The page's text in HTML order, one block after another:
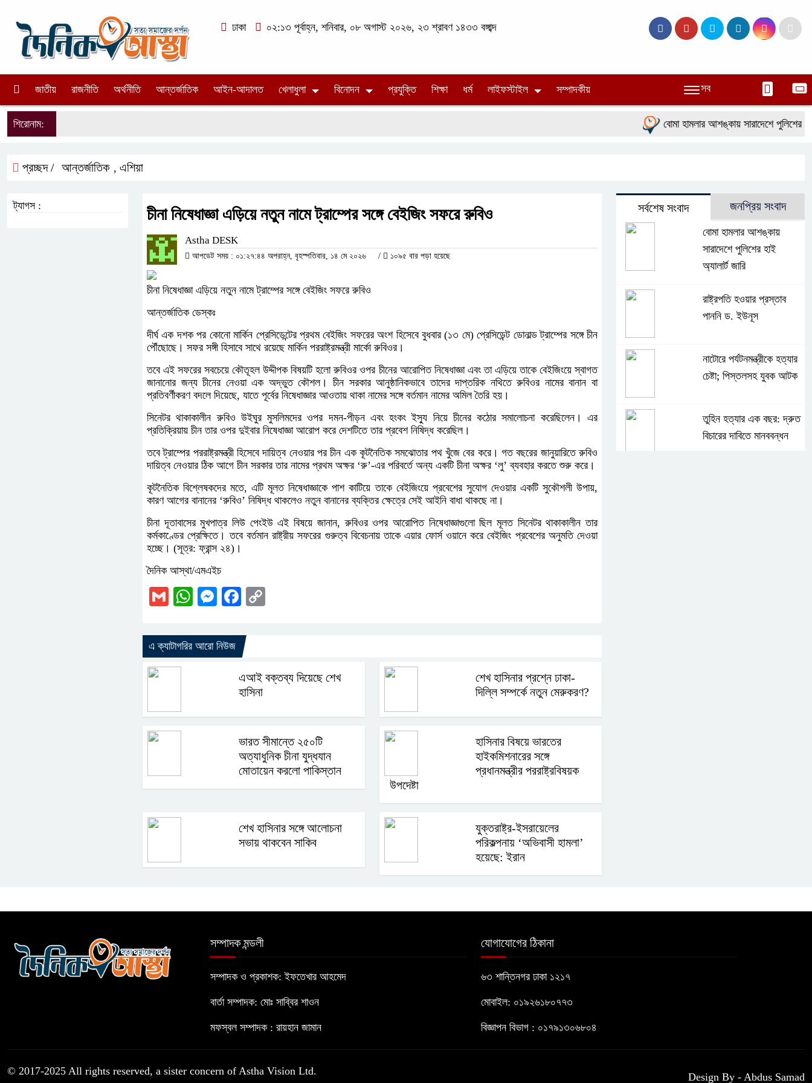
ঢাকা ০২:১৩ পূর্বাহ্ন, শনিবার, ০৮ অগাস্ট ২০২৬, ২৩ শ্রাবণ ১৪৩৩ বঙ্গাব্দ
জাতীয় রাজনীতি অর্থনীতি আন্তর্জাতিক আইন-আদালত খেলাধুলা বিনোদন প্রযুক্তি শিক্ষা ধর্ম লাইফস্টাইল সম্পাদকীয় সব
শিরোনাম: বোমা হামলার আশঙ্কায় সারাদেশে পুলিশের হাই
প্রচ্ছদ / আন্তর্জাতিক , এশিয়া
চীনা নিষেধাজ্ঞা এড়িয়ে নতুন নামে ট্রাম্পের সঙ্গে বেইজিং সফরে রুবিও
Astha DESK
আপডেট সময় : ০১:২৭:৪৪ অপরাহ্ন, বৃহস্পতিবার, ১৪ মে ২০২৬ / ১০৯৫ বার পড়া হয়েছে
চীনা নিষেধাজ্ঞা এড়িয়ে নতুন নামে ট্রাম্পের সঙ্গে বেইজিং সফরে রুবিও
আন্তর্জাতিক ডেস্কঃ
দীর্ঘ এক দশক পর কোনো মার্কিন প্রেসিডেন্টের প্রথম বেইজিং সফরের অংশ হিসেবে বুধবার (১৩ মে) প্রেসিডেন্ট ডোনাল্ড ট্রাম্পের সঙ্গে চীন
পৌঁছােছে। সফর সঙ্গী হিসাবে সাথে রয়েছে মার্কিন পররাষ্ট্রমন্ত্রী মার্কো রুবিওর।
তবে এই সফরের সবচেয়ে কৌতূহল উদ্দীপক বিষয়টি হলো রুবিওর ওপর চীনের আরোপিত নিষেধাজ্ঞা এবং তা এড়িয়ে তাকে বেইজিংয়ে স্বাগত
জানানোর জন্য চীনের নেওয়া এক অদ্ভুত কৌশল। চীন সরকার আনুষ্ঠানিকভাবে তাদের দাপ্তরিক নথিতে রুবিওর নামের বানান বা
প্রতিবর্ণীকরণ বদলে দিয়েছে, যাতে পূর্বের নিষেধাজ্ঞার আওতায় থাকা নামের সঙ্গে বর্তমান নামের অমিল তৈরি হয়।
সিনেটর থাকাকালীন রুবিও উইঘুর মুসলিমদের ওপর দমন-পীড়ন এবং হংকং ইস্যু নিয়ে চীনের কঠোর সমালোচনা করেছিলেন। এর
প্রতিক্রিয়ায় চীন তার ওপর দুইবার নিষেধাজ্ঞা আরোপ করে দেশটিতে তার প্রবেশ নিষিদ্ধ করেছিল।
তবে ট্রাম্পের পররাষ্ট্রমন্ত্রী হিসেবে দায়িত্ব নেওয়ার পর চীন এক কূটনৈতিক সমঝোতার পথ খুঁজে বের করে। গত বছরের জানুয়ারিতে রুবিও
দায়িত্ব নেওয়ার ঠিক আগে চীন সরকার তার নামের প্রথম অক্ষর ‘রু’-এর পরিবর্তে অন্য একটি চীনা অক্ষর ‘লু’ ব্যবহার করতে শুরু করে।
কূটনৈতিক বিশ্লেষকদের মতে, এটি মূলত নিষেধাজ্ঞাকে পাশ কাটিয়ে তাকে বেইজিংয়ে প্রবেশের সুযোগ দেওয়ার একটি সুকৌশলী উপায়,
কারণ আগের বানানের ‘রুবিও’ নিষিদ্ধ থাকলেও নতুন বানানের ব্যক্তির ক্ষেত্রে সেই আইনি বাধা থাকছে না।
চীনা দূতাবাসের মুখপাত্র লিউ পেংইউ এই বিষয়ে জানান, রুবিওর ওপর আরোপিত নিষেধাজ্ঞাগুলো ছিল মূলত সিনেটর থাকাকালীন তার
কর্মকাণ্ডের প্রেক্ষিতে। তবে বর্তমান রাষ্ট্রীয় সফরের গুরুত্ব বিবেচনায় তাকে এয়ার ফোর্স ওয়ানে করে বেইজিং প্রবেশের অনুমতি দেওয়া
হচ্ছে। (সূত্র: ফ্রান্স ২৪)।
দৈনিক আস্থা/এমএইচ
GmailWhatsApp
Messenger
Facebook
এ ক্যাটাগরির আরো নিউজ
এআই বক্তব্য দিয়েছে শেখ
হাসিনা
শেখ হাসিনার প্রশ্নে ঢাকা-
দিল্লি সম্পর্কে নতুন মেরুকরণ?
ভারত সীমান্তে ২৫০টি
অত্যাধুনিক চীনা যুদ্ধযান
মোতায়েন করলো পাকিস্তান
হাসিনার বিষয়ে ভারতের
হাইকমিশনারের সঙ্গে
প্রধানমন্ত্রীর পররাষ্ট্রবিষয়ক
উপদেষ্টা
শেখ হাসিনার সঙ্গে আলোচনা
সভায় থাকবেন সাকিব
যুক্তরাষ্ট্র-ইসরায়েলের
পরিকল্পনায় ‘অভিবাসী হামলা’
হয়েছে: ইরান
ট্যাগস : সর্বশেষ সংবাদ জনপ্রিয় সংবাদ
বোমা হামলার আশঙ্কায়
সারাদেশে পুলিশের হাই
অ্যালার্ট জারি
রাষ্ট্রপতি হওয়ার প্রস্তাব
পাননি ড. ইউনূস
নাটোরে পর্যটনমন্ত্রীকে হত্যার
চেষ্টা; পিস্তলসহ যুবক আটক
তুহিন হত্যার এক বছর: দ্রুত
বিচারের দাবিতে মানববন্ধন
সম্পাদক মন্ডলী
সম্পাদক ও প্রকাশক: ইফতেখার আহমেদ
বার্তা সম্পাদক: মোঃ সাব্বির শাওন
মফস্বল সম্পাদক : রায়হান জামান
যোগাযোগের ঠিকানা
৬৩ শান্তিনগর ঢাকা ১২১৭
মোবাইল: ০১৯২৬১৮০৭৭৩
বিজ্ঞাপন বিভাগ : ০১৭৯১৩০৬৮০৪
© 2017-2025 All rights reserved, a sister concern of Astha Vision Ltd. Design By - Abdus Samad